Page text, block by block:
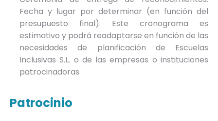
Fecha y lugar por determinar (en función del
presupuesto final). Este cronograma es
estimativo y podrá readaptarse en función de las
necesidades de planificación de Escuelas
Inclusivas S.L. o de las empresas o instituciones
patrocinadoras.
Patrocinio